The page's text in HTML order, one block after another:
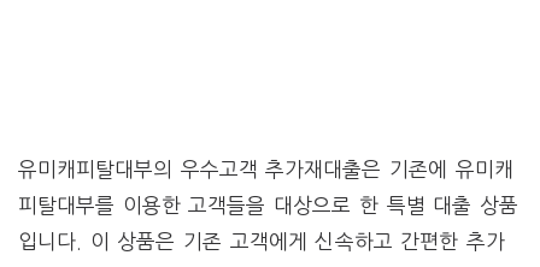
유미캐피탈대부의 우수고객 추가재대출은 기존에 유미캐
피탈대부를 이용한 고객들을 대상으로 한 특별 대출 상품
입니다. 이 상품은 기존 고객에게 신속하고 간편한 추가